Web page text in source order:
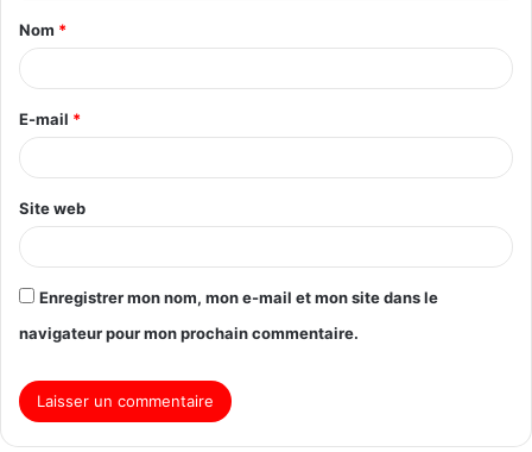
Nom *
E-mail *
Site web
Enregistrer mon nom, mon e-mail et mon site dans le
navigateur pour mon prochain commentaire.